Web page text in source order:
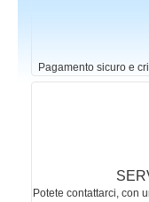
Pagamento sicuro e
Potete contattarci, con